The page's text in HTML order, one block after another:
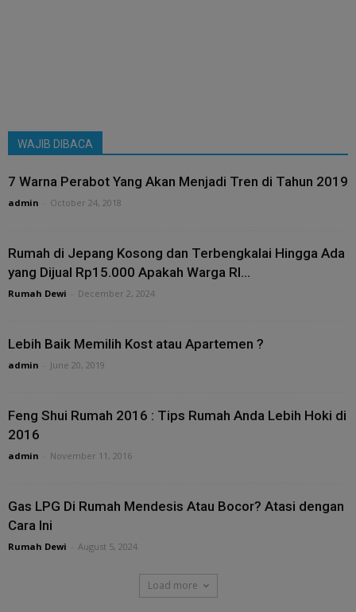
WAJIB DIBACA
7 Warna Perabot Yang Akan Menjadi Tren di Tahun 2019
admin October 24, 2018
Rumah di Jepang Kosong dan Terbengkalai Hingga Ada
yang Dijual Rp15.000 Apakah Warga RI...
Rumah Dewi December 2, 2024
Lebih Baik Memilih Kost atau Apartemen ?
admin June 20, 2019
Feng Shui Rumah 2016 : Tips Rumah Anda Lebih Hoki di
2016
admin November 11, 2016
Gas LPG Di Rumah Mendesis Atau Bocor? Atasi dengan
Cara Ini
Rumah Dewi August 5, 2024
Load more